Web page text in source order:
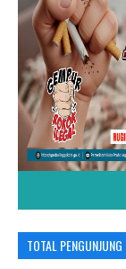
TOTAL PENGUNJUNG